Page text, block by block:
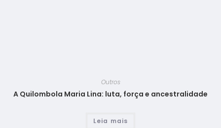
Outros
A Quilombola Maria Lina: luta, força e ancestralidade
Leia mais